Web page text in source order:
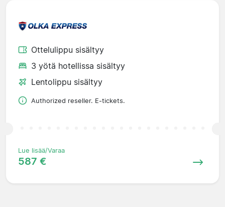
Ottelulippu sisältyy
3 yötä hotellissa sisältyy
Lentolippu sisältyy
Authorized reseller. E-tickets.
Lue lisää/Varaa
587 €